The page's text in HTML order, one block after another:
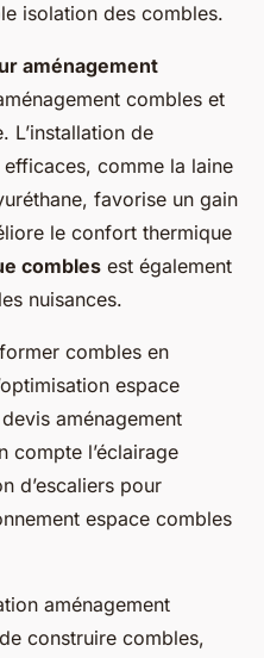
isolation des combles.
aménagement
combles et
L’installation de
comme la laine
favorise un gain
le confort thermique
combles est également
nuisances.
combles en
espace
aménagement
compte l’éclairage
d’escaliers pour
espace combles
aménagement
construire combles,